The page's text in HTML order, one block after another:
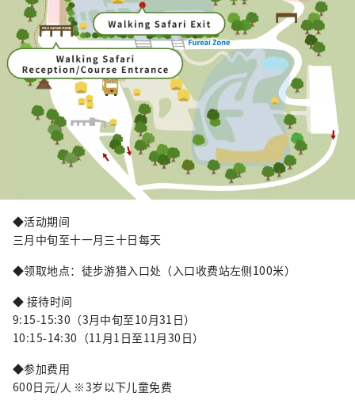
◆活动期间
三月中旬至十一月三十日每天
◆领取地点：徒步游猎入口处（入口收费站左侧100米）
◆ 接待时间
9:15-15:30（3月中旬至10月31日）
10:15-14:30（11月1日至11月30日）
◆参加费用
600日元/人 ※3岁以下儿童免费